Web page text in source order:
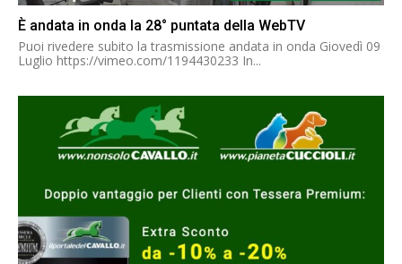
È andata in onda la 28° puntata della WebTV
Puoi rivedere subito la trasmissione andata in onda Giovedì 09
Luglio https://vimeo.com/1194430233 In...